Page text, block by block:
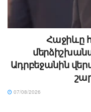
Հաջիևը
Ադրբեջանին
07/08/2026